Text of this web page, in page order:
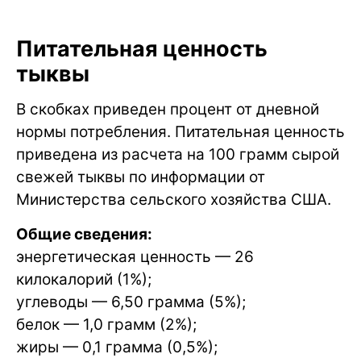
Питательная ценность
тыквы
В скобках приведен процент от дневной
нормы потребления. Питательная ценность
приведена из расчета на 100 грамм сырой
свежей тыквы по информации от
Министерства сельского хозяйства США.
Общие сведения:
энергетическая ценность — 26
килокалорий (1%);
углеводы — 6,50 грамма (5%);
белок — 1,0 грамм (2%);
жиры — 0,1 грамма (0,5%);